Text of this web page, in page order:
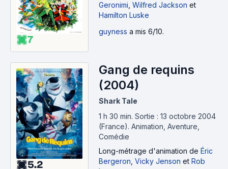
7
Geronimi Wilfred Jackson et
Hamilton Luske
guyness a mis 6/10.
5.2
Gang de requins
(2004)
Shark Tale
1 h 30 min. Sortie : 13 octobre 2004
(France). Animation, Aventure,
Comédie
Long-métrage d'animation de Éric
Bergeron Vicky Jenson et Rob